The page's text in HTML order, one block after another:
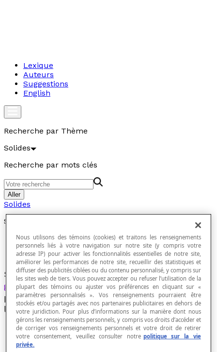
Lexique
Auteurs
Suggestions
English
Recherche par Thème
Solides
Recherche par mots clés
Aller
Solides
Surface conique
Surface engendrée par une droite, appelée
génératrice , qui se déplace en passant par un
point fixe A, appelé apex , en s’appuyant sur une
ligne courbe fermée appeléedirectrice.
Nous utilisons des témoins (cookies) et traitons les renseignements
personnels liés à votre navigation sur notre site (y compris votre
adresse IP) pour activer les fonctionnalités essentielles de notre site,
améliorer les performances de notre site, recueillir des statistiques et
diffuser des publicités ciblées ou du contenu personnalisé, y compris sur
les sites web de tiers. Vous pouvez accepter ou refuser l’utilisation de la
plupart des témoins ou ajuster vos préférences en cliquant sur «
paramètres personnalisés ». Vos renseignements pourraient être
stockés et/ou partagés avec nos partenaires publicitaires en dehors de
votre juridiction. Pour plus d’informations sur la manière dont nous
gérons les renseignements personnels, y compris vos droits d’accéder et
de corriger vos renseignements personnels et votre droit de retirer
votre consentement, veuillez consulter notre politique sur la vie
privée.